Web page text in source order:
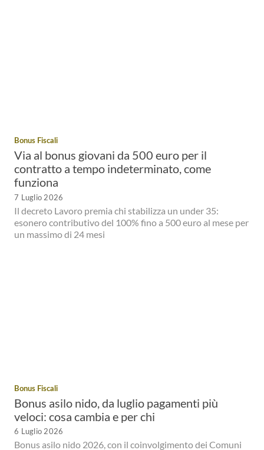
Bonus Fiscali
Via al bonus giovani da 500 euro per il
contratto a tempo indeterminato, come
funziona
7 Luglio 2026
Il decreto Lavoro premia chi stabilizza un under 35:
esonero contributivo del 100% fino a 500 euro al mese per
un massimo di 24 mesi
Bonus Fiscali
Bonus asilo nido, da luglio pagamenti più
veloci: cosa cambia e per chi
6 Luglio 2026
Bonus asilo nido 2026, con il coinvolgimento dei Comuni